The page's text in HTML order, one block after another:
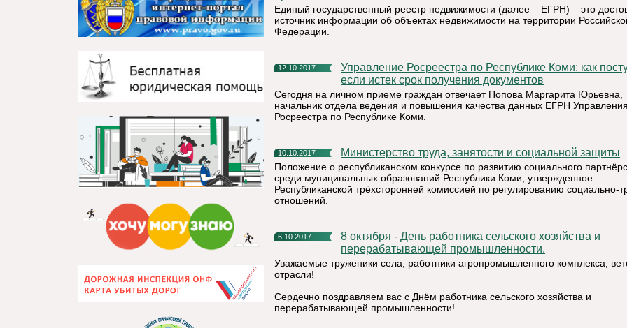
Единый государственный реестр недвижимости (далее – ЕГРН) – это
источник информации об объектах недвижимости на территории
Федерации.
12.10.2017
Управление Росреестра по Республике Коми: как поступить,
если истек срок получения документов
Сегодня на личном приеме граждан отвечает Попова Маргарита Юрьевна,
начальник отдела ведения и повышения качества данных ЕГРН Управления
Росреестра по Республике Коми.
10.10.2017 Министерство труда, занятости и социальной защиты
Положение о республиканском конкурсе по развитию социального
среди муниципальных образований Республики Коми, утвержденное
Республиканской трёхсторонней комиссией по регулированию социально-
отношений.
6.10.2017
8 октября - День работника сельского хозяйства и
перерабатывающей промышленности.
Уважаемые труженики села, работники агропромышленного комплекса,
отрасли!
Сердечно поздравляем вас с Днём работника сельского хозяйства и
перерабатывающей промышленности!